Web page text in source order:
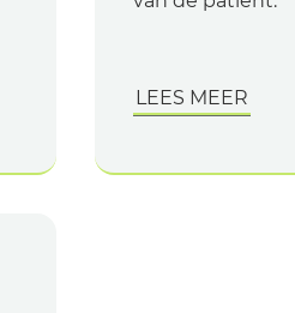
LEES MEER